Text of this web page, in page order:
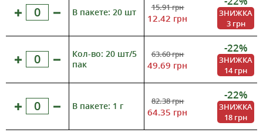
В пакете: 20 шт 15.91грн
12.42 грн
ЗНИЖКА
3 грн
Кол-во: 20 шт/5
пак
63.60грн
49.69 грн
-22%
ЗНИЖКА
14 грн
В пакете: 1 г 82.38грн
64.35 грн
-22%
ЗНИЖКА
18 грн